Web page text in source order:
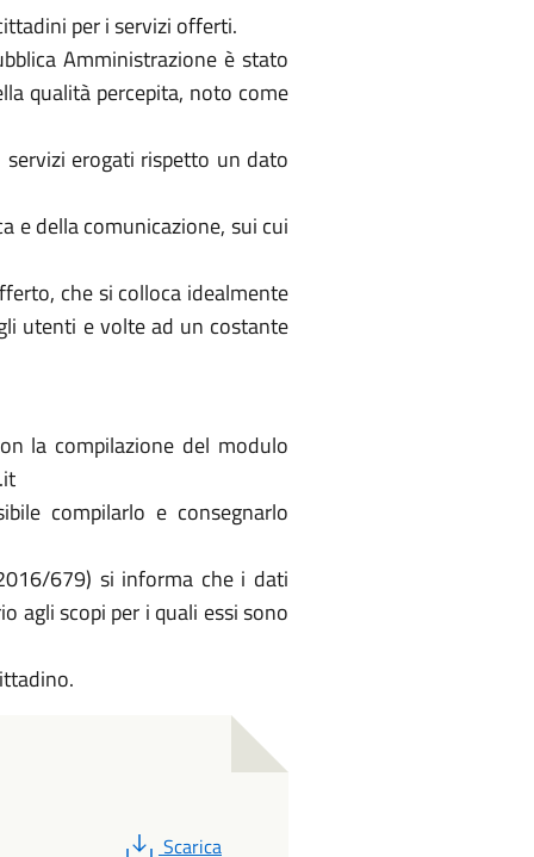
per i servizi offerti.
Amministrazione è stato
qualità percepita, noto come
erogati rispetto un dato
e della comunicazione, sui cui
che si colloca idealmente
utenti e volte ad un costante
la compilazione del modulo
compilarlo e consegnarlo
679) si informa che i dati
agli scopi per i quali essi sono
PDF
Scarica